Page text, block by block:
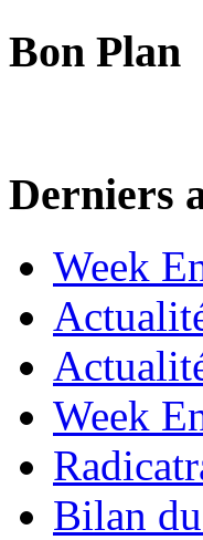
Bon Plan
Derniers
Week
Week
Bilan